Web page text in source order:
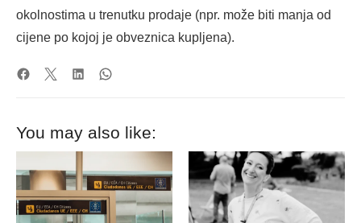
okolnostima u trenutku prodaje (npr. može biti manja od
cijene po kojoj je obveznica kupljena).
You may also like: